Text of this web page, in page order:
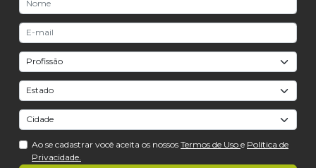
Ao se cadastrar você aceita os nossos Termos de Uso e Política de
Privacidade.